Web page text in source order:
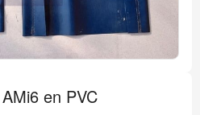
en PVC